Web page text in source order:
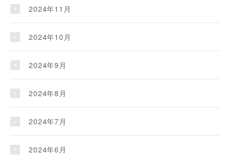
2024年11月
2024年10月
2024年9月
2024年8月
2024年7月
2024年6月